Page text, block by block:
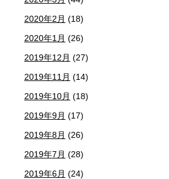
2020年2月 (18)
2020年1月 (26)
2019年12月 (27)
2019年11月 (14)
2019年10月 (18)
2019年9月 (17)
2019年8月 (26)
2019年7月 (28)
2019年6月 (24)